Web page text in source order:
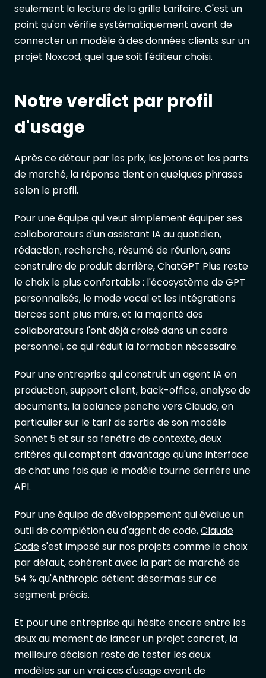
seulement la lecture de la grille tarifaire. C'est un
point qu'on vérifie systématiquement avant de
connecter un modèle à des données clients sur un
projet Noxcod, quel que soit l'éditeur choisi.
Notre verdict par profil
d'usage
Après ce détour par les prix, les jetons et les parts
de marché, la réponse tient en quelques phrases
selon le profil.
Pour une équipe qui veut simplement équiper ses
collaborateurs d'un assistant IA au quotidien,
rédaction, recherche, résumé de réunion, sans
construire de produit derrière, ChatGPT Plus reste
le choix le plus confortable : l'écosystème de GPT
personnalisés, le mode vocal et les intégrations
tierces sont plus mûrs, et la majorité des
collaborateurs l'ont déjà croisé dans un cadre
personnel, ce qui réduit la formation nécessaire.
Pour une entreprise qui construit un agent IA en
production, support client, back-office, analyse de
documents, la balance penche vers Claude, en
particulier sur le tarif de sortie de son modèle
Sonnet 5 et sur sa fenêtre de contexte, deux
critères qui comptent davantage qu'une interface
de chat une fois que le modèle tourne derrière une
API.
Pour une équipe de développement qui évalue un
outil de complétion ou d'agent de code,Claude
Codes'est imposé sur nos projets comme le choix
par défaut, cohérent avec la part de marché de
54 % qu'Anthropic détient désormais sur ce
segment précis.
Et pour une entreprise qui hésite encore entre les
deux au moment de lancer un projet concret, la
meilleure décision reste de tester les deux
modèles sur un vrai cas d'usage avant de